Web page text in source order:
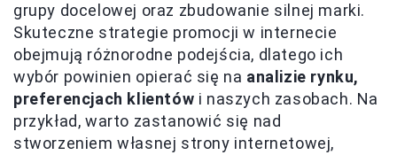
grupy docelowej oraz zbudowanie silnej marki.
Skuteczne strategie promocji w internecie
obejmują różnorodne podejścia, dlatego ich
wybór powinien opierać się na analizie rynku,
preferencjach klientów i naszych zasobach. Na
przykład, warto zastanowić się nad
stworzeniem własnej strony internetowej,